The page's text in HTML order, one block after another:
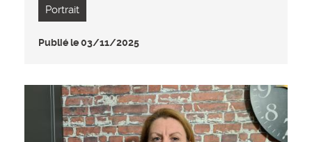
Portrait
Publié le 03/11/2025